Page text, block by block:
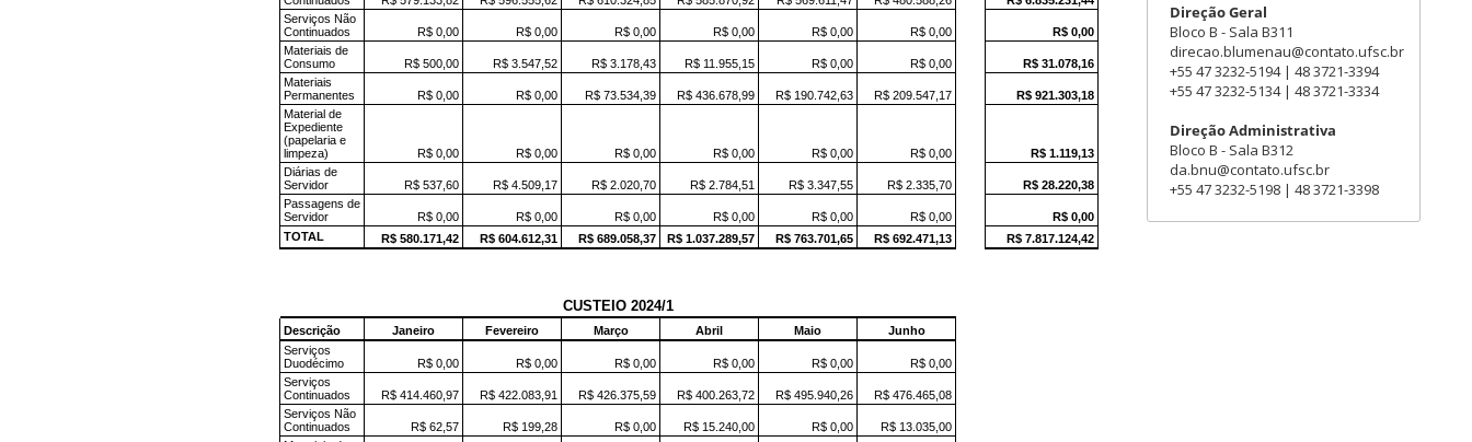
Direção Geral
Bloco B - Sala B311
direcao.blumenau@contato.ufsc.br
+55 47 3232-5194 | 48 3721-3394
+55 47 3232-5134 | 48 3721-3334
Direção Administrativa
Bloco B - Sala B312
da.bnu@contato.ufsc.br
+55 47 3232-5198 | 48 3721-3398